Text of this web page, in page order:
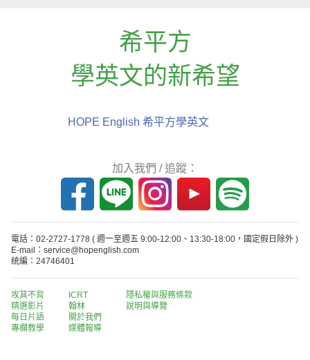
希平方
學英文的新希望
HOPE English 希平方學英文
加入我們 / 追蹤：
電話：02-2727-1778 ( 週一至週五 9:00-12:00、13:30-18:00，國定假日除外 )
E-mail：service@hopenglish.com
統編：24746401
攻其不背
精選影片
每日片語
專欄教學
ICRT
翰林
關於我們
媒體報導
隱私權與服務條款
說明與導覽